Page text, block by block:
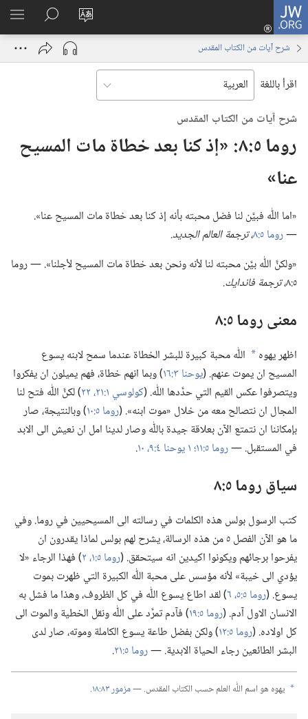
JW.ORG
تغيير
لغة
الموقع
تسجيل
الدخول
نافذة
البحث
في
JW.‎ORG
شرح آيات من الكتاب المقدس
اقرأ باللغة
شرح آيات من الكتاب المقدس
روما ٥:‏٨:‏ «إذ كنا بعد خطاة مات المسيح
عنا»‏
‏«اما اللّٰه فبيَّن لنا فضل محبته بأنه إذ كنا بعد خطاة مات المسيح عنا».‏
—‏روما ٥:‏٨ ‏،‏ترجمة العالم الجديد.‏
‏«ولكنَّ اللّٰه بيَّن محبته لنا لأنه ونحن بعد خطاة مات المسيح لأجلنا».‏ —‏ روما
٥:‏٨،‏
ترجمة فاندايك.‏
معنى روما ٥:‏٨
اظهر يهوه a اللّٰه محبة كبيرة للبشر الخطاة عندما سمح لابنه يسوع
المسيح ان يموت عنهم.‏ (‏يوحنا ٣:‏١٦
‏)‏ وبما انهم خطاة،‏ فهم يميلون ان يفكروا
ويتصرفوا عكس القيم التي حدَّدها اللّٰه.‏ (‏كولوسي ١:‏٢١،‏ ٢٢
‏)‏ لكنَّ اللّٰه فتح لنا
المجال ان نتصالح معه من خلال «موت ابنه».‏ (‏روما ٥:‏١٠
‏)‏ وبالنتيجة،‏ صار
بإمكاننا ان نتمتع الآن بعلاقة جيدة باللّٰه وصار لدينا امل ان نعيش الى الابد
في المستقبل.‏ —‏روما ٥:‏١١؛‏ ‏.‏
سياق روما ٥:‏٨
كتب الرسول بولس هذه الكلمات في رسالته الى المسيحيين في روما.‏ وفي
ما هو الآن الفصل ٥ من هذه الرسالة،‏ يشرح لهم بولس لماذا يقدرون ان
يفرحوا برجائهم ويكونوا اكيدين انه سيتحقق.‏ (‏روما ٥:‏١،‏ ٢
‏)‏ فهذا الرجاء «لا
يؤدي الى خيبة» لأنه مؤسس على محبة اللّٰه الكبيرة التي ظهرت بموت
يسوع.‏ (‏روما ٥:‏٥،‏ ٦
‏)‏ لقد اطاع يسوع اللّٰه في كل الظروف،‏ وهذا ما فشل به
الانسان الاول آدم.‏ (‏روما ٥:‏١٩
‏)‏ فآ‌دم تمرَّد على اللّٰه ونقل الخطية والموت الى
كل اولاده.‏ (‏روما ٥:‏١٢
‏)‏ ولكن بفضل طاعة يسوع الكاملة وموته،‏ صار لدى
البشر الطائعين رجاء الحياة الابدية.‏ —‏روما ٥:‏٢١ ‏.‏
a يهوه هو اسم اللّٰه العلم حسب الكتاب المقدس.‏ —‏مزمور ٨٣:‏١٨ ‏.‏